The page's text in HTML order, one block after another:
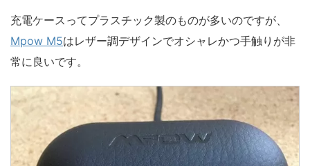
充電ケースってプラスチック製のものが多いのですが、
Mpow M5はレザー調デザインでオシャレかつ手触りが非
常に良いです。